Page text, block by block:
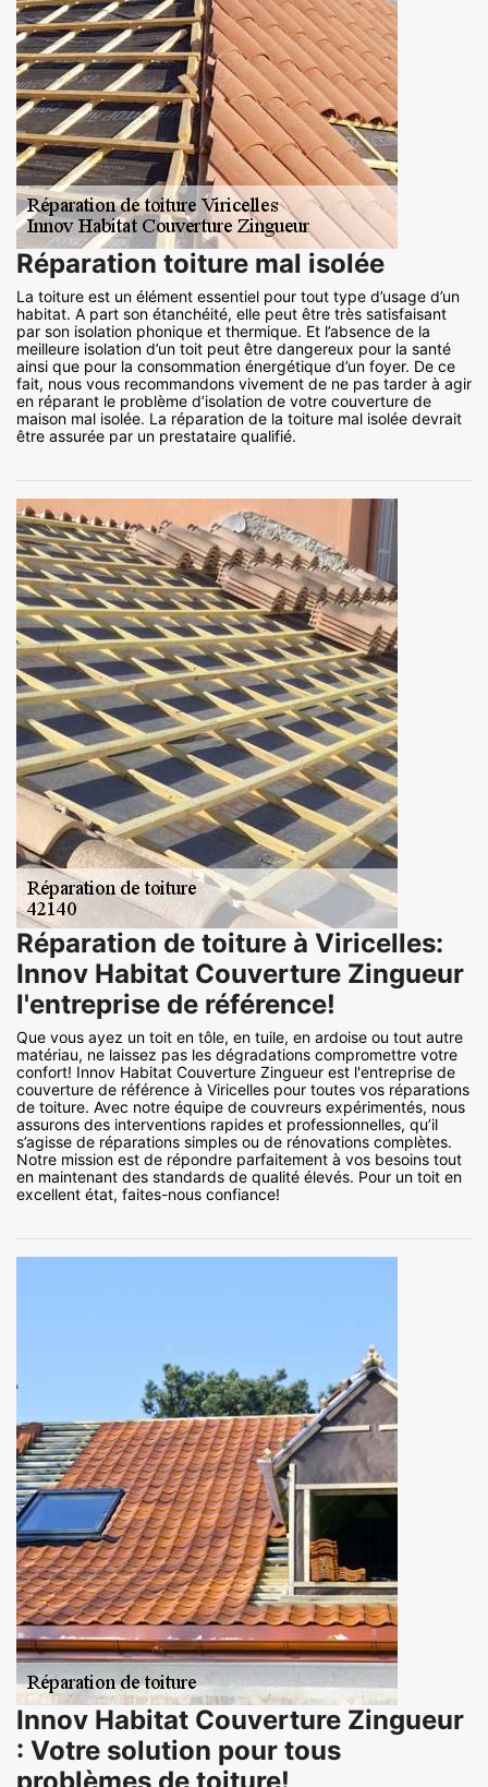
Réparation toiture mal isolée
La toiture est un élément essentiel pour tout type d’usage d’un
habitat. A part son étanchéité, elle peut être très satisfaisant
par son isolation phonique et thermique. Et l’absence de la
meilleure isolation d’un toit peut être dangereux pour la santé
ainsi que pour la consommation énergétique d’un foyer. De ce
fait, nous vous recommandons vivement de ne pas tarder à agir
en réparant le problème d’isolation de votre couverture de
maison mal isolée. La réparation de la toiture mal isolée devrait
être assurée par un prestataire qualifié.
Réparation de toiture à Viricelles:
Innov Habitat Couverture Zingueur
l'entreprise de référence!
Que vous ayez un toit en tôle, en tuile, en ardoise ou tout autre
matériau, ne laissez pas les dégradations compromettre votre
confort! Innov Habitat Couverture Zingueur est l'entreprise de
couverture de référence à Viricelles pour toutes vos réparations
de toiture. Avec notre équipe de couvreurs expérimentés, nous
assurons des interventions rapides et professionnelles, qu’il
s’agisse de réparations simples ou de rénovations complètes.
Notre mission est de répondre parfaitement à vos besoins tout
en maintenant des standards de qualité élevés. Pour un toit en
excellent état, faites-nous confiance!
Innov Habitat Couverture Zingueur
: Votre solution pour tous